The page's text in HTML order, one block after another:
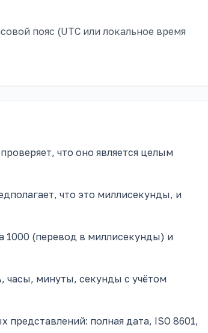
пояс (UTC или локальное время
что оно является целым
что это миллисекунды, и
1000 (перевод в миллисекунды) и
часы, минуты, секунды с учётом
представлений: полная дата, ISO 8601,